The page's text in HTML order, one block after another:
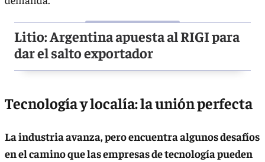
Litio: Argentina apuesta al RIGI para
dar el salto exportador
Tecnología y localía: la unión perfecta
La industria avanza, pero encuentra algunos desafíos
en el camino que las empresas de tecnología pueden